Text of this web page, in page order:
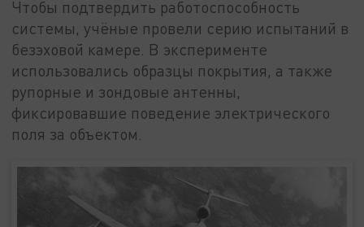
Чтобы подтвердить работоспособность
системы, учёные провели серию испытаний в
безэховой камере. В эксперименте
использовались образцы покрытия, а также
рупорные и зондовые антенны,
фиксировавшие поведение электрического
поля за объектом.